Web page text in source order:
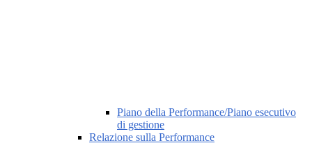
Piano della Performance/Piano esecutivo
di gestione
Relazione sulla Performance